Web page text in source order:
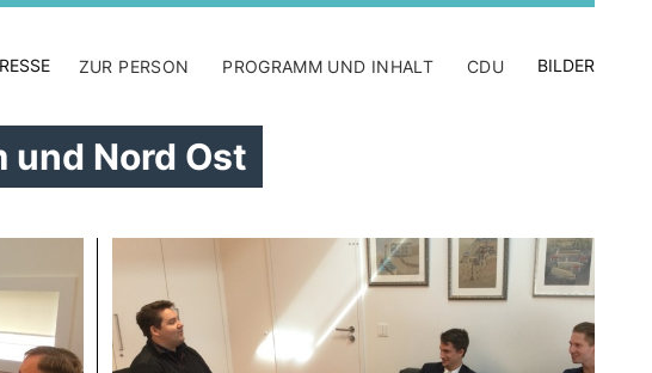
ZUR PERSON PROGRAMM UND INHALT CDU BILDER
und Nord Ost